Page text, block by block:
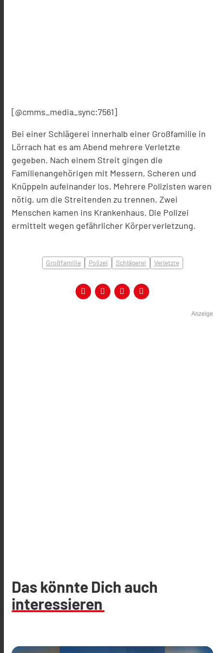
[@cmms_media_sync:7561]
Bei einer Schlägerei innerhalb einer Großfamilie in
Lörrach hat es am Abend mehrere Verletzte
gegeben. Nach einem Streit gingen die
Familienangehörigen mit Messern, Scheren und
Knüppeln aufeinander los. Mehrere Polizisten waren
nötig, um die Streitenden zu trennen. Zwei
Menschen kamen ins Krankenhaus. Die Polizei
ermittelt wegen gefährlicher Körperverletzung.
Großfamilie Polizei Schlägerei Verletzte
Anzeige
Das könnte Dich auch
interessieren